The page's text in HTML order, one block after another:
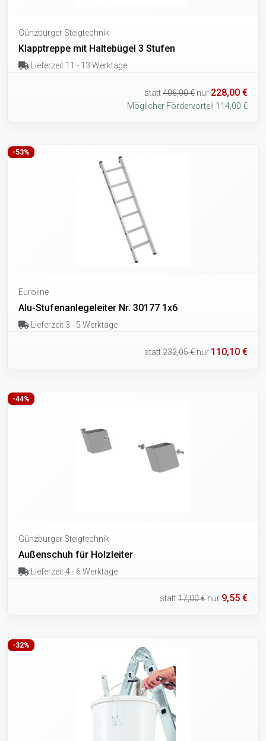
Günzburger Steigtechnik
Klapptreppe mit Haltebügel 3 Stufen
Lieferzeit 11 - 13 Werktage
statt406,00 € nur 228,00 €
Möglicher Fördervorteil 114,00 €
-53%
Euroline
Alu-Stufenanlegeleiter Nr. 30177 1x6
Lieferzeit 3 - 5 Werktage
statt232,05 € nur 110,10 €
-44%
Günzburger Steigtechnik
Außenschuh für Holzleiter
Lieferzeit 4 - 6 Werktage
statt17,00 € nur 9,55 €
-32%